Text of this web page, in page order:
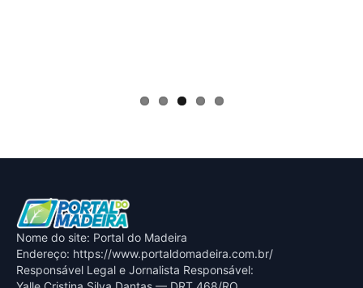
Nome do site: Portal do Madeira
Endereço: https://www.portaldomadeira.com.br/
Responsável Legal e Jornalista Responsável: